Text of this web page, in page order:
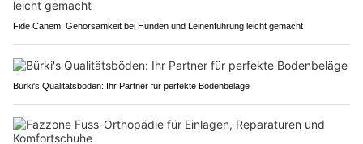
Fide Canem: Gehorsamkeit bei Hunden und Leinenführung leicht gemacht
Bürki's Qualitätsböden: Ihr Partner für perfekte Bodenbeläge